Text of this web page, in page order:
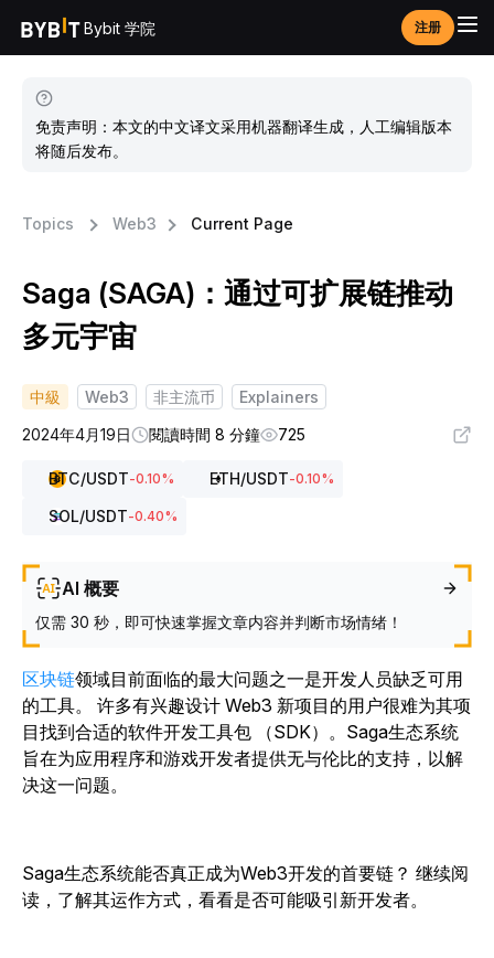
Bybit 学院 注册
免责声明：本文的中文译文采用机器翻译生成，人工编辑版本
将随后发布。
Topics Web3 Current Page
Saga (SAGA)：通过可扩展链推动
多元宇宙
中級 Web3 非主流币
Explainers
2024年4月19日
閱讀時間 8 分鐘 725
BTC/USDT-0.10% ETH/USDT-0.10%
SOL/USDT-0.40%
AI 概要
仅需 30 秒，即可快速掌握文章内容并判断市场情绪！
区块链领域目前面临的最大问题之一是开发人员缺乏可用
的工具。
许多有兴趣设计 Web3 新项目的用户很难为其项
目找到合适的软件开发工具包 （SDK）。 Saga生态系统
旨在为应用程序和游戏开发者提供无与伦比的支持，以解
决这一问题。
Saga生态系统能否真正成为Web3开发的首要链？ 继续阅
读，了解其运作方式，看看是否可能吸引新开发者。